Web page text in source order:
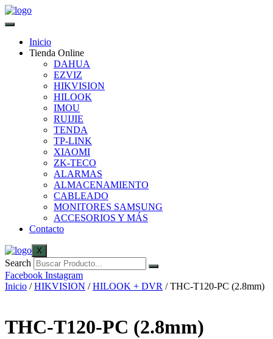
Inicio
Tienda Online
DAHUA
EZVIZ
HIKVISION
HILOOK
IMOU
RUIJIE
TENDA
TP-LINK
XIAOMI
ZK-TECO
ALARMAS
ALMACENAMIENTO
CABLEADO
MONITORES SAMSUNG
ACCESORIOS Y MÁS
Contacto
X
Search
Facebook Instagram
Inicio /HIKVISION /HILOOK + DVR / THC-T120-PC (2.8mm)
THC-T120-PC (2.8mm)